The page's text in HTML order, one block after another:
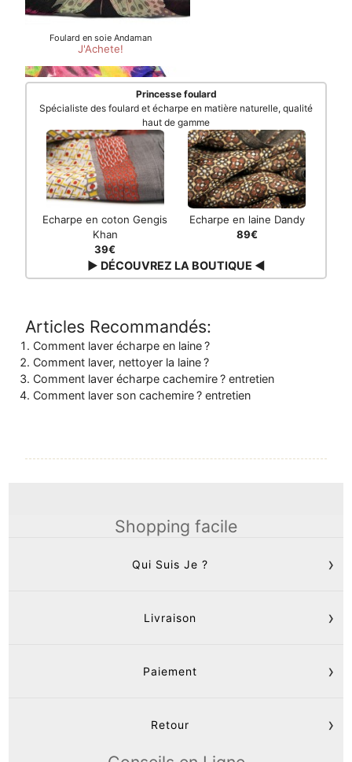
Princesse foulard
Spécialiste des foulard et écharpe en matière naturelle, qualité
haut de gamme
Echarpe en coton Gengis
Khan
39€
Echarpe en laine Dandy
89€
▶ DÉCOUVREZ LA BOUTIQUE ◀
Articles Recommandés:
Comment laver écharpe en laine ?
Comment laver, nettoyer la laine ?
Comment laver écharpe cachemire ? entretien
Comment laver son cachemire ? entretien
Shopping facile
Qui Suis Je ?
Livraison
Paiement
Retour